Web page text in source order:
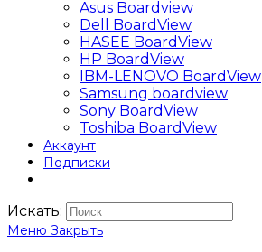
Asus Boardview
Dell BoardView
HASEE BoardView
HP BoardView
IBM-LENOVO BoardView
Samsung boardview
Sony BoardView
Toshiba BoardView
Аккаунт
Подписки
Искать:
Меню Закрыть